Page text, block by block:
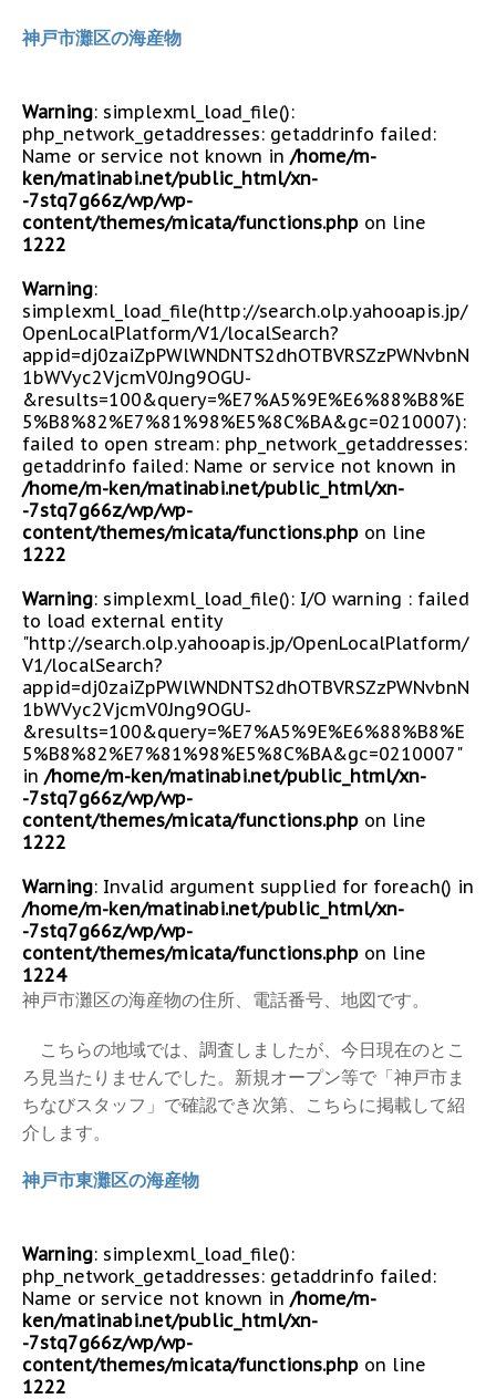
神戸市灘区の海産物
Warning: simplexml_load_file():
php_network_getaddresses: getaddrinfo failed:
Name or service not known in /home/m-
ken/matinabi.net/public_html/xn-
-7stq7g66z/wp/wp-
content/themes/micata/functions.php on line
1222
Warning:
simplexml_load_file(http://search.olp.yahooapis.jp/
OpenLocalPlatform/V1/localSearch?
appid=dj0zaiZpPWlWNDNTS2dhOTBVRSZzPWNvbnN
1bWVyc2VjcmV0Jng9OGU-
&results=100&query=%E7%A5%9E%E6%88%B8%E
5%B8%82%E7%81%98%E5%8C%BA&gc=0210007):
failed to open stream: php_network_getaddresses:
getaddrinfo failed: Name or service not known in
/home/m-ken/matinabi.net/public_html/xn-
-7stq7g66z/wp/wp-
content/themes/micata/functions.php on line
1222
Warning: simplexml_load_file(): I/O warning : failed
to load external entity
"http://search.olp.yahooapis.jp/OpenLocalPlatform/
V1/localSearch?
appid=dj0zaiZpPWlWNDNTS2dhOTBVRSZzPWNvbnN
1bWVyc2VjcmV0Jng9OGU-
&results=100&query=%E7%A5%9E%E6%88%B8%E
5%B8%82%E7%81%98%E5%8C%BA&gc=0210007"
in /home/m-ken/matinabi.net/public_html/xn-
-7stq7g66z/wp/wp-
content/themes/micata/functions.php on line
1222
Warning: Invalid argument supplied for foreach() in
/home/m-ken/matinabi.net/public_html/xn-
-7stq7g66z/wp/wp-
content/themes/micata/functions.php on line
1224
神戸市灘区の海産物の住所、電話番号、地図です。
こちらの地域では、調査しましたが、今日現在のとこ
ろ見当たりませんでした。新規オープン等で「神戸市ま
ちなびスタッフ」で確認でき次第、こちらに掲載して紹
介します。
神戸市東灘区の海産物
Warning: simplexml_load_file():
php_network_getaddresses: getaddrinfo failed:
Name or service not known in /home/m-
ken/matinabi.net/public_html/xn-
-7stq7g66z/wp/wp-
content/themes/micata/functions.php on line
1222